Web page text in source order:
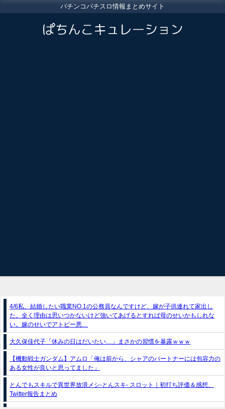
パチンコパチスロ情報まとめサイト
4/6私、結婚したい職業NO.1の公務員なんですけど、嫁が子供連れて家出し
た。全く理由は思いつかないけど強いてあげるとすれば母のせいかもしれな
い。嫁のせいでアトピー悪…
大久保佳代子「休みの日はだいたい…」まさかの習慣を暴露ｗｗｗ
【機動戦士ガンダム】アムロ「俺は前から、シャアのパートナーには包容力の
ある女性が良いと思ってました」
とんでもスキルで異世界放浪メシ-とんスキ- スロット｜初打ち評価＆感想、
Twitter報告まとめ